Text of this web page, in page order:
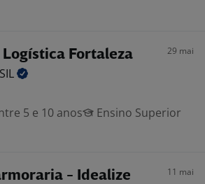
Fortaleza 29 mai
5 e 10 anos
Ensino Superior
- Idealize
11 mai